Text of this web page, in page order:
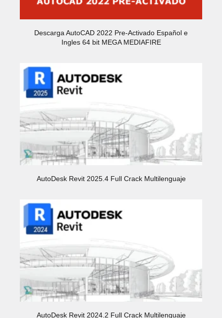
Descarga AutoCAD 2022 Pre-Activado Español e
Ingles 64 bit MEGA MEDIAFIRE
AutoDesk Revit 2025.4 Full Crack Multilenguaje
AutoDesk Revit 2024.2 Full Crack Multilenguaje